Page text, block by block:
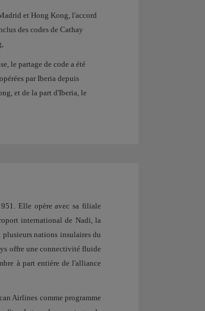
et Hong Kong, l'accord
des codes de Cathay
le partage de code a été
par Iberia depuis
et de la part d'Iberia, le
Elle opère avec sa filiale
international de Nadi, la
plusieurs nations insulaires du
offre une connectivité fluide
à part entière de l'alliance
Airlines comme programme